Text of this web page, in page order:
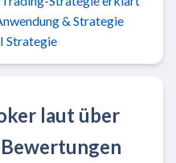
& Strategie
Strategie
laut über